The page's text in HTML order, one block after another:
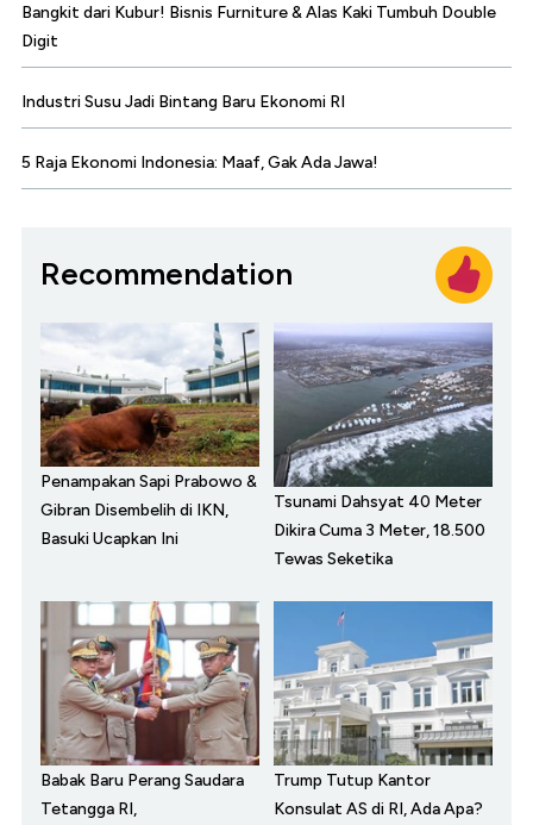
Bangkit dari Kubur! Bisnis Furniture & Alas Kaki Tumbuh Double
Digit
Industri Susu Jadi Bintang Baru Ekonomi RI
5 Raja Ekonomi Indonesia: Maaf, Gak Ada Jawa!
Recommendation
Penampakan Sapi Prabowo &
Gibran Disembelih di IKN,
Basuki Ucapkan Ini
Tsunami Dahsyat 40 Meter
Dikira Cuma 3 Meter, 18.500
Tewas Seketika
Babak Baru Perang Saudara
Tetangga RI,
Trump Tutup Kantor
Konsulat AS di RI, Ada Apa?